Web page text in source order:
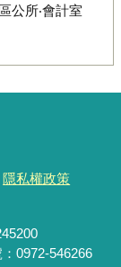
公所‧會計室
隱私權政策
0972-546266